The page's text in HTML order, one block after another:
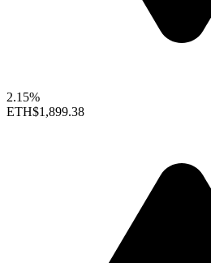
2.15%
ETH$1,899.38